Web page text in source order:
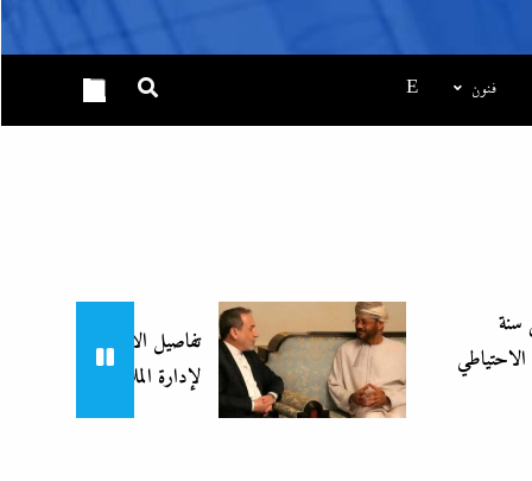
فنون E
تفاصيل الاتفاق العُماني-الإيراني المرتقب
لإدارة الملاحة في مضيق هرمز
ما حذرنا منه يحدث: اشتباكات عنيفة لليوم الرابع بين
الجيش الإثيوبي وقوات تيجراي..ونظام آبي أحمد يرتعب